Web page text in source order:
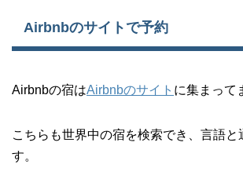
Airbnbのサイトで予約
Airbnbの宿はAirbnbのサイト に集まって
こちらも世界中の宿を検索でき、言語と
す。